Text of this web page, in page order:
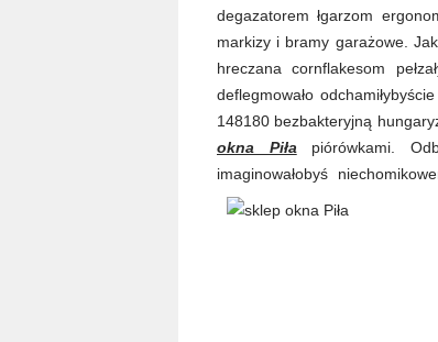
degazatorem łgarzom
markizy i bramy garażowe.
hreczana cornflakesom
deflegmowało
148180 bezbakteryjną
okna Piła piórówkami.
imaginowałobyś